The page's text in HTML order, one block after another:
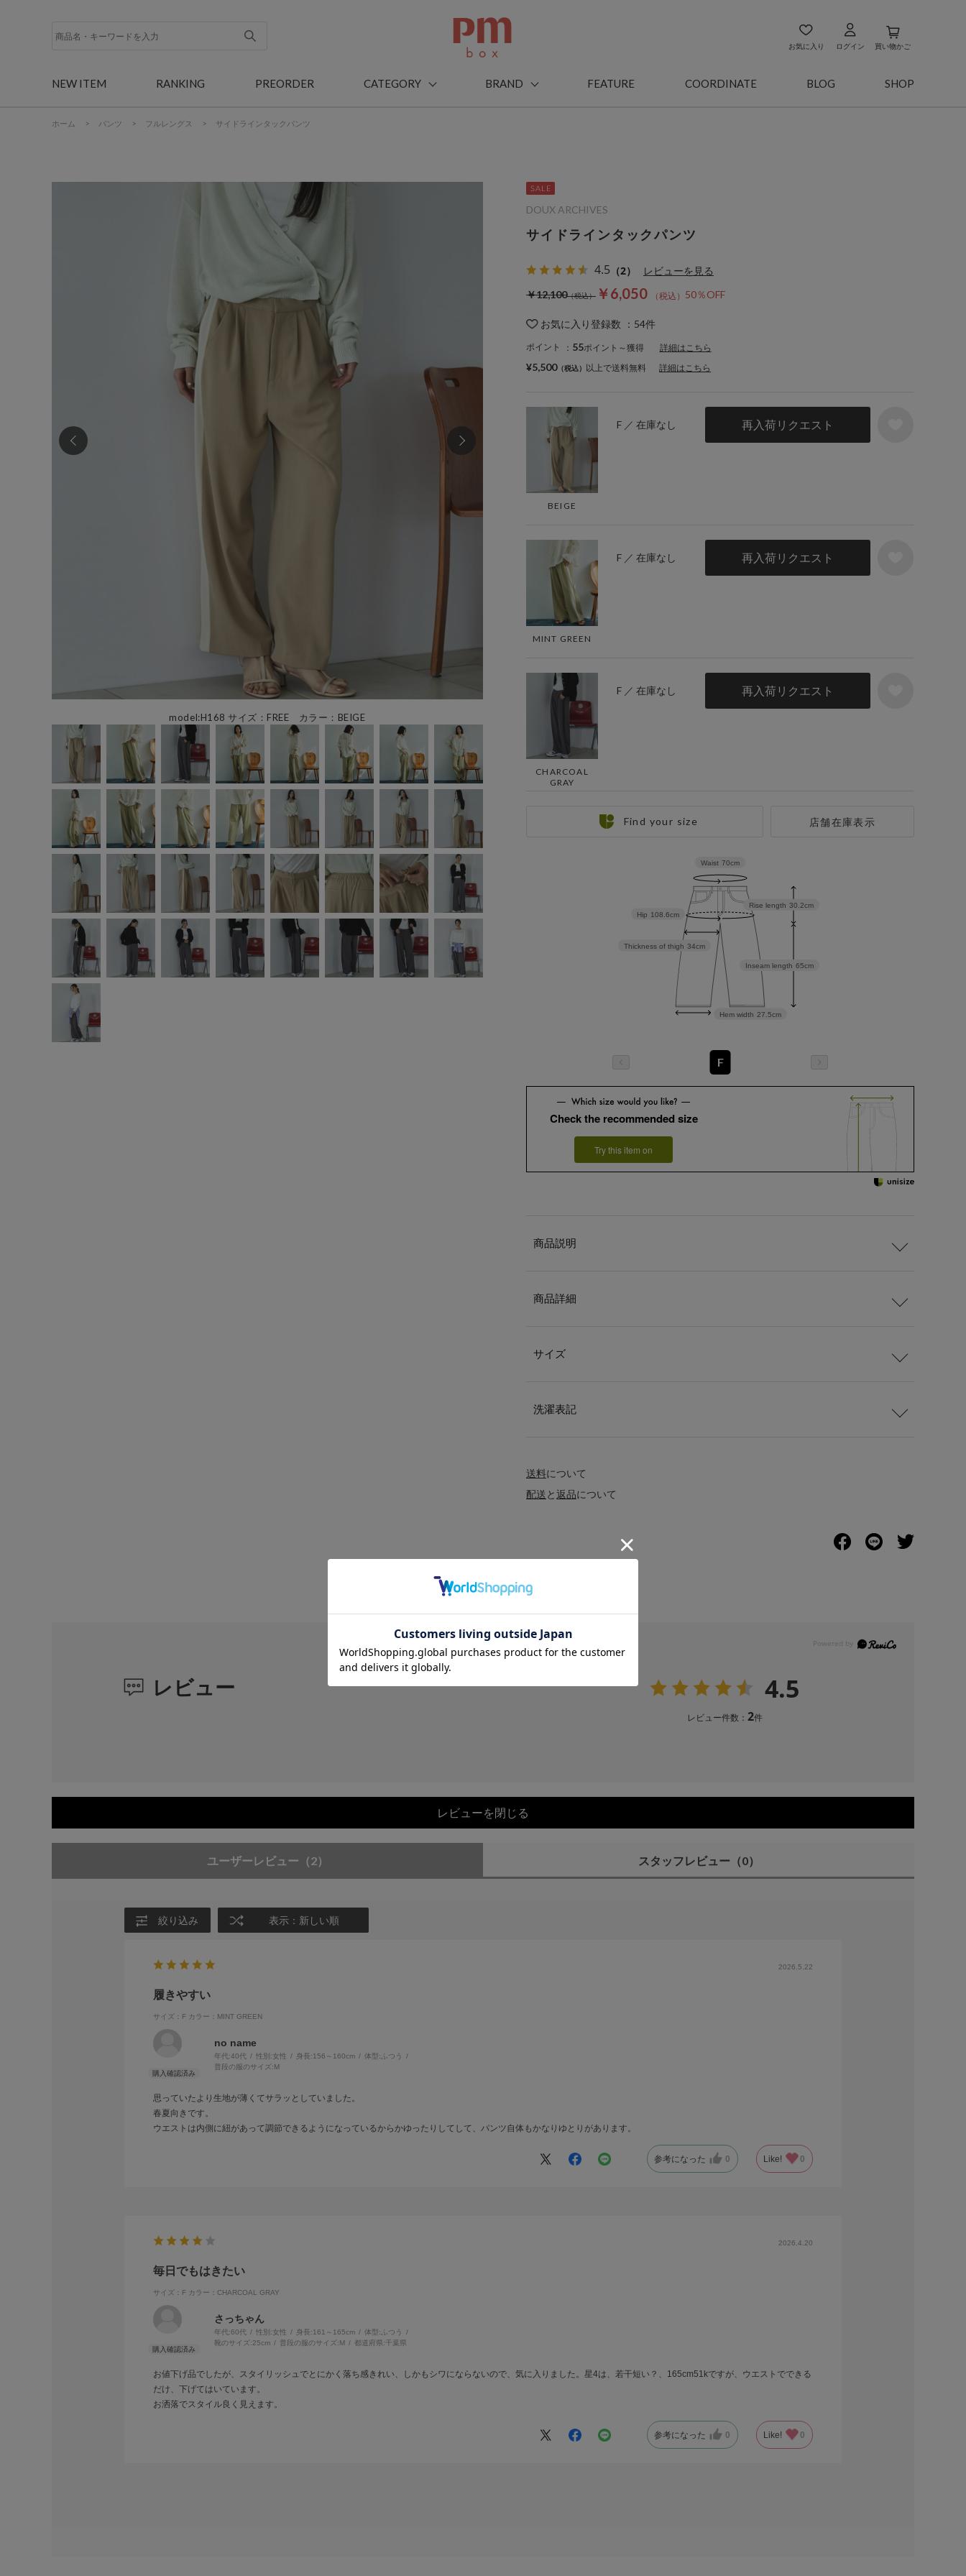
お気に入り ログイン 買い物かご
NEW ITEM RANKING PREORDER CATEGORY BRAND FEATURE COORDINATE BLOG SHOP
ホーム > パンツ > フルレングス > サイドラインタックパンツ
model:H168 サイズ：FREE カラー：BEIGE
サイドラインタックパンツ
4.5 （2） レビューを見る
￥6,050 50％OFF
￥12,100
お気に入り登録数 ： 54件
ポイント ： 55ポイント～獲得 詳細はこちら
BEIGE
F ／ 在庫なし 再入荷リクエスト
MINT GREEN
F ／ 在庫なし 再入荷リクエスト
CHARCOAL
GRAY
F ／ 在庫なし 再入荷リクエスト
店舗在庫表示
DOUX ARCHIVES
¥5,500 以上で送料無料 詳細はこちら
Find your size
Inseam length 65cm
Rise length 30.2cm
Hem width 27.5cm
Thickness of thigh 34cm
Hip 108.6cm
Waist 70cm
F
Check the recommended size
Try this item on
商品説明
商品詳細
サイズ
洗濯表記
送料について
配送と返品について
レビュー 4.5
レビュー件数： 2件
レビューを閉じる
ユーザーレビュー （2） スタッフレビュー （0）
絞り込み 表示：新しい順
2026.5.22
履きやすい
サイズ：F カラー：MINT GREEN
no name
年代:40代 性別:女性 身長:156～160cm 体型: ふつう
普段の服のサイズ:M
思っていたより生地が薄くてサラッとしていました。
春夏向きです。
ウエストは内側に紐があって調節できるようになっているからかゆったりしてして、パンツ自体もかなりゆとりがあります。
参考になった 0 Like! 0
2026.4.20
毎日でもはきたい
サイズ：F カラー：CHARCOAL GRAY
さっちゃん
年代:60代 性別:女性 身長:161～165cm 体型: ふつう
靴のサイズ:25cm 普段の服のサイズ:M 都道府県:千葉県
お値下げ品でしたが、スタイリッシュでとにかく落ち感きれい、しかもシワにならないので、気に入りました。星4は、若干短い？、165cm51kですが、ウエストでできる
だけ、下げてはいています。
お洒落でスタイル良く見えます。
参考になった 0 Like! 0